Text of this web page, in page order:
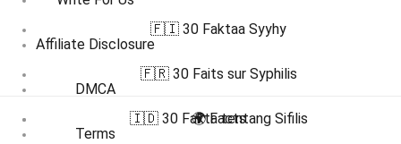
Affiliate Disclosure
DMCA
Terms
🇫🇮 30 Faktaa Syyhy
🇫🇷 30 Faits sur Syphilis
🇮🇩 30 Fakta tentang Sifilis
🌍 Facts